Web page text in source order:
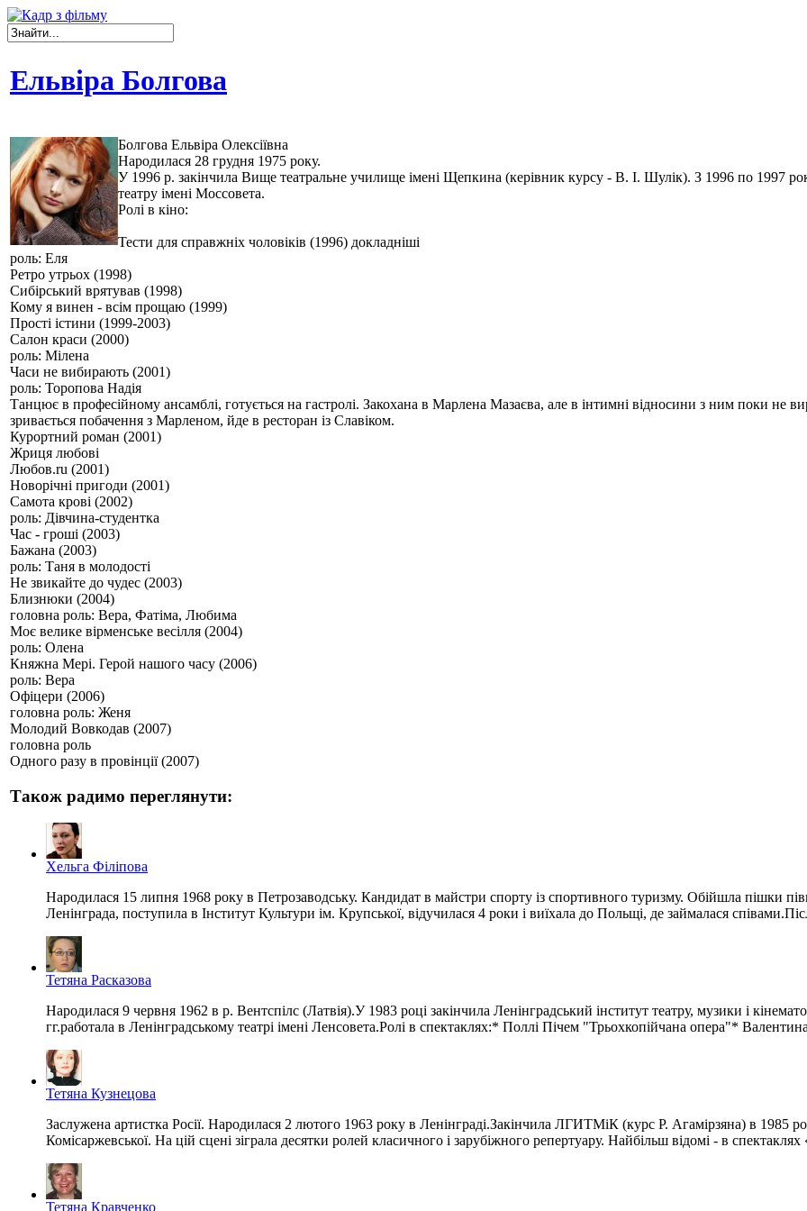
Ельвіра Болгова
Болгова Ельвіра Олексіївна
Народилася 28 грудня 1975 року.
У 1996 р. закінчила Вище театральне училище імені Щепкина (керівник курсу - В. І. Шулік). З 1996 по 1997
театру імені Моссовета.
Ролі в кіно:
Тести для справжніх чоловіків (1996) докладніші
роль: Еля
Ретро утрьох (1998)
Сибірський врятував (1998)
Кому я винен - всім прощаю (1999)
Прості істини (1999-2003)
Салон краси (2000)
роль: Мілена
Часи не вибирають (2001)
роль: Торопова Надія
Танцює в професійному ансамблі, готується на гастролі. Закохана в Марлена Мазаєва, але в інтимні відносини з ним поки не
зривається побачення з Марленом, йде в ресторан із Славіком.
Курортний роман (2001)
Жриця любові
Любов.ru (2001)
Новорічні пригоди (2001)
Самота крові (2002)
роль: Дівчина-студентка
Час - гроші (2003)
Бажана (2003)
роль: Таня в молодості
Не звикайте до чудес (2003)
Близнюки (2004)
головна роль: Вера, Фатіма, Любима
Моє велике вірменське весілля (2004)
роль: Олена
Княжна Мері. Герой нашого часу (2006)
роль: Вера
Офіцери (2006)
головна роль: Женя
Молодий Вовкодав (2007)
головна роль
Одного разу в провінції (2007)
Також радимо переглянути:
Хельга Філіпова
Народилася 15 липня 1968 року в Петрозаводську. Кандидат в майстри спорту із спортивного туризму. Обійшла пішки
Ленінграда, поступила в Інститут Культури ім. Крупської, відучилася 4 роки і виїхала до Польщі, де займалася
Тетяна Расказова
Народилася 9 червня 1962 в р. Вентспілс (Латвія).У 1983 році закінчила Ленінградський інститут театру, музики і
гг.работала в Ленінградському театрі імені Ленсовета.Ролі в спектаклях:* Поллі Пічем "Трьохкопійчана опера"*
Тетяна Кузнецова
Заслужена артистка Росії. Народилася 2 лютого 1963 року в Ленінграді.Закінчила ЛГИТМіК (курс Р. Агамірзяна) в 1985
Комісаржевської. На цій сцені зіграла десятки ролей класичного і зарубіжного репертуару. Найбільш відомі - в
Тетяна Кравченко